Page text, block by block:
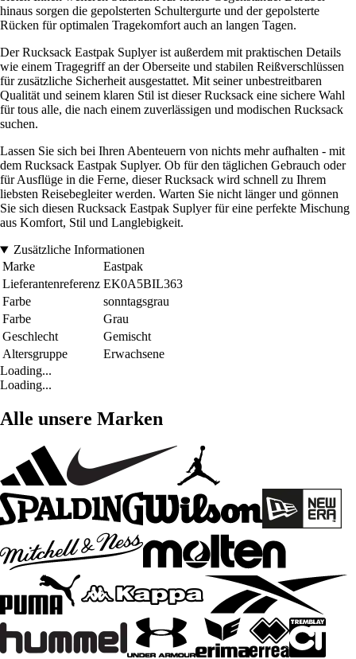
hinaus sorgen die gepolsterten Schultergurte und der gepolsterte
Rücken für optimalen Tragekomfort auch an langen Tagen.
Der Rucksack Eastpak Suplyer ist außerdem mit praktischen Details
wie einem Tragegriff an der Oberseite und stabilen Reißverschlüssen
für zusätzliche Sicherheit ausgestattet. Mit seiner unbestreitbaren
Qualität und seinem klaren Stil ist dieser Rucksack eine sichere Wahl
für tous alle, die nach einem zuverlässigen und modischen Rucksack
suchen.
Lassen Sie sich bei Ihren Abenteuern von nichts mehr aufhalten - mit
dem Rucksack Eastpak Suplyer. Ob für den täglichen Gebrauch oder
für Ausflüge in die Ferne, dieser Rucksack wird schnell zu Ihrem
liebsten Reisebegleiter werden. Warten Sie nicht länger und gönnen
Sie sich diesen Rucksack Eastpak Suplyer für eine perfekte Mischung
aus Komfort, Stil und Langlebigkeit.
Zusätzliche Informationen
Marke
Eastpak
Lieferantenreferenz EK0A5BIL363
Farbe
sonntagsgrau
Farbe
Grau
Geschlecht
Gemischt
Altersgruppe
Erwachsene
Loading...
Loading...
Alle unsere Marken